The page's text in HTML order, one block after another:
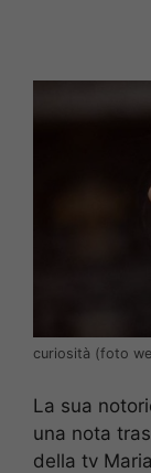
curiosità (foto
La sua
una nota
della tv